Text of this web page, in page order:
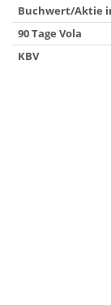
Buchwert/Aktie
90 Tage Vola
KBV